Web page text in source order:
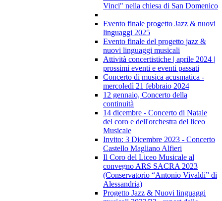
Vinci" nella chiesa di San Domenico
Evento finale progetto Jazz & nuovi
linguaggi 2025
Evento finale del progetto jazz &
nuovi linguaggi musicali
Attività concertistiche | aprile 2024 |
prossimi eventi e eventi passati
Concerto di musica acusmatica -
mercoledì 21 febbraio 2024
12 gennaio, Concerto della
continuità
14 dicembre - Concerto di Natale
del coro e dell'orchestra del liceo
Musicale
Invito: 3 Dicembre 2023 - Concerto
Castello Magliano Alfieri
Il Coro del Liceo Musicale al
convegno ARS SACRA 2023
(Conservatorio “Antonio Vivaldi” di
Alessandria)
Progetto Jazz & Nuovi linguaggi